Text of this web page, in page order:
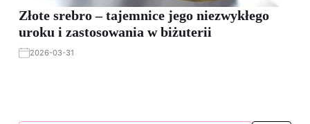
Złote srebro – tajemnice jego niezwykłego
uroku i zastosowania w biżuterii
2026-03-31